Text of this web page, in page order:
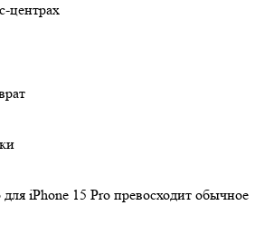
центрах
iPhone 15 Pro превосходит обычное